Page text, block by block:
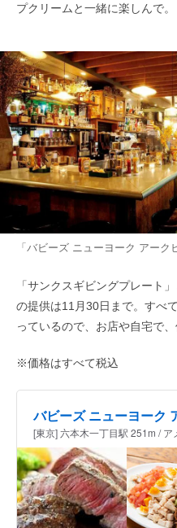
プクリームと一緒に楽しんで。
「バビーズ ニューヨーク アーク
「サンクスギビングプレート
の提供は11月30日まで。すべ
っているので、お店や自宅で
※価格はすべて税込
バビーズ ニューヨーク